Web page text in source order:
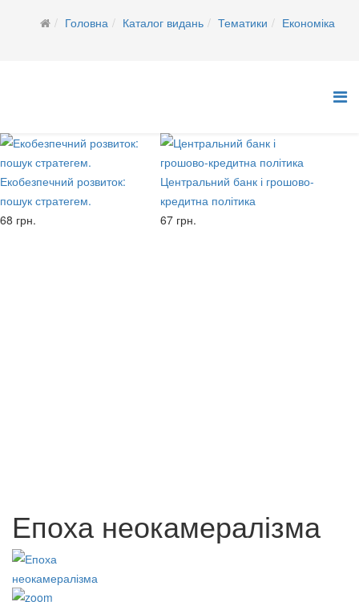
Головна Каталог видань Тематики Економіка
Екобезпечний розвиток:
пошук стратегем.
68 грн.
Центральний банк і грошово-
кредитна політика
67 грн.
Епоха неокамералізма